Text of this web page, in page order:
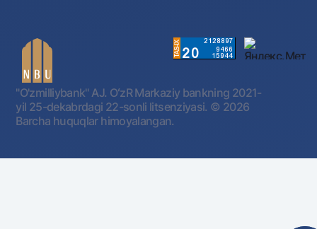
"O'zmilliybank" AJ. OʻzR Markaziy bankning 2021-
yil 25-dekabrdagi 22-sonli litsenziyasi. © 2026
Barcha huquqlar himoyalangan.